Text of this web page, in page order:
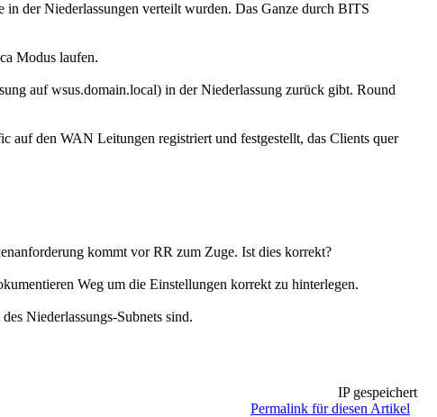
der Niederlassungen verteilt wurden. Das Ganze durch BITS
Modus laufen.
auf wsus.domain.local) in der Niederlassung zurück gibt. Round
auf den WAN Leitungen registriert und festgestellt, das Clients quer
kommt vor RR zum Zuge. Ist dies korrekt?
Weg um die Einstellungen korrekt zu hinterlegen.
Niederlassungs-Subnets sind.
IP gespeichert
Permalink für diesen Artikel